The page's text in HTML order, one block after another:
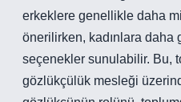
erkeklere genellikle daha
önerilirken, kadınlara daha
seçenekler sunulabilir. Bu,
gözlükçülük mesleği